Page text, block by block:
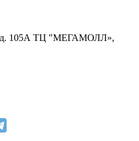
д. 105А ТЦ "МЕГАМОЛЛ»,